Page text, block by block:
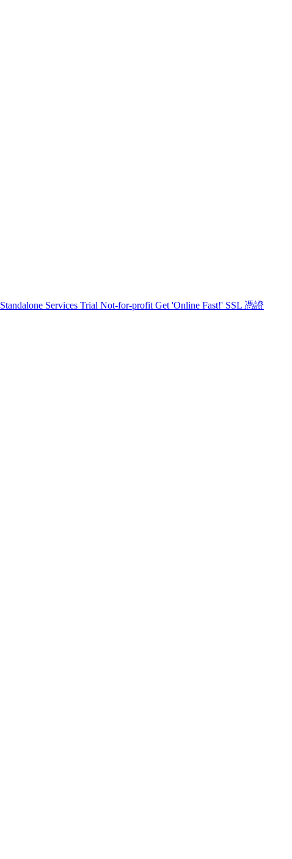
Standalone Services Trial Not-for-profit Get 'Online Fast!' SSL 憑證